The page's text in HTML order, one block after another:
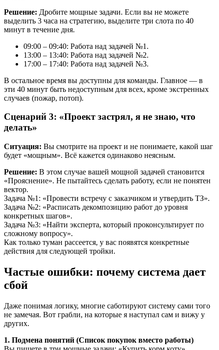
Решение: Дробите мощные задачи. Если вы не можете
выделить 3 часа на стратегию, выделите три слота по 40
минут в течение дня.
09:00 – 09:40: Работа над задачей №1.
13:00 – 13:40: Работа над задачей №2.
17:00 – 17:40: Работа над задачей №3.
В остальное время вы доступны для команды. Главное — в
эти 40 минут быть недоступным для всех, кроме экстренных
случаев (пожар, потоп).
Сценарий 3: «Проект застрял, я не знаю, что
делать»
Ситуация: Вы смотрите на проект и не понимаете, какой шаг
будет «мощным». Всё кажется одинаково неясным.
Решение: В этом случае вашей мощной задачей становится
«Прояснение». Не пытайтесь сделать работу, если не понятен
вектор.
Задача №1: «Провести встречу с заказчиком и утвердить ТЗ».
Задача №2: «Расписать декомпозицию работ до уровня
конкретных шагов».
Задача №3: «Найти эксперта, который проконсультирует по
сложному вопросу».
Как только туман рассеется, у вас появятся конкретные
действия для следующей тройки.
Частые ошибки: почему система дает
сбой
Даже понимая логику, многие саботируют систему сами того
не замечая. Вот грабли, на которые я наступал сам и вижу у
других.
1. Подмена понятий (Список покупок вместо работы)